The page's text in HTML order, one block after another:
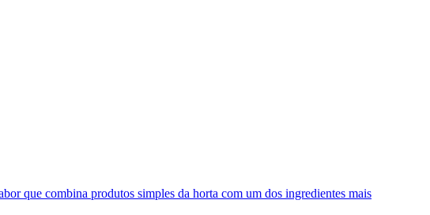
que combina produtos simples da horta com um dos ingredientes mais